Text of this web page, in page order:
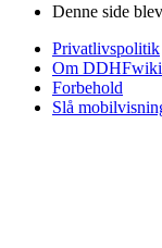
Denne side
Privatlivspolitik
Om DDHFwiki
Forbehold
Slå